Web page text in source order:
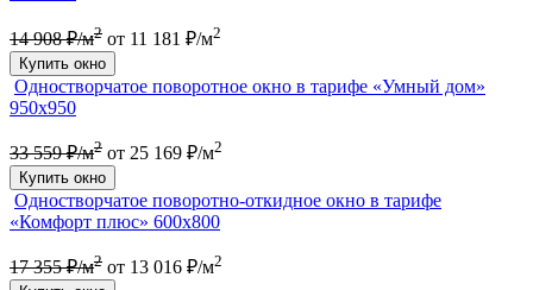
14 908 ₽/м2 от 11 181 ₽/м2
Купить окно
Одностворчатое поворотное окно в тарифе «Умный дом»
950х950
33 559 ₽/м2 от 25 169 ₽/м2
Купить окно
Одностворчатое поворотно-откидное окно в тарифе
«Комфорт плюс» 600х800
17 355 ₽/м2 от 13 016 ₽/м2